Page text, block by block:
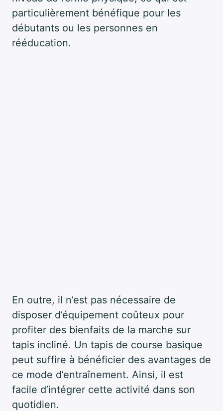
particulièrement bénéfique pour les
débutants ou les personnes en
rééducation.
En outre, il n’est pas nécessaire de
disposer d’équipement coûteux pour
profiter des bienfaits de la marche sur
tapis incliné. Un tapis de course basique
peut suffire à bénéficier des avantages de
ce mode d’entraînement. Ainsi, il est
facile d’intégrer cette activité dans son
quotidien.